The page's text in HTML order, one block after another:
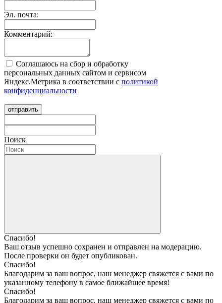
Эл. почта:
Комментарий:
Соглашаюсь на сбор и обработку
персональных данных сайтом и сервисом
Яндекс.Метрика в соответствии с политикой
конфиденциальности
отправить
Поиск
Спасибо!
Ваш отзыв успешно сохранен и отправлен на модерацию.
После проверки он будет опубликован.
Спасибо!
Благодарим за ваш вопрос, наш менеджер свяжется с вами по
указанному телефону в самое ближайшее время!
Спасибо!
Благодарим за ваш вопрос, наш менеджер свяжется с вами по